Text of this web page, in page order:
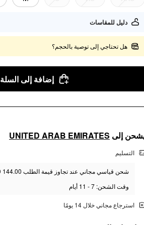
دليل للمقاسات
هل تحتاجي إلى توصية بالحجم؟
إضافة إلى السلة
إلى UNITED ARAB EMIRATES
التسليم
شحن قياسي مجاني عند تجاوز قيمة الطلب AED 144.00
وقت الشحن: 7 - 11 أيام
استرجاع مجاني خلال 14 يومًا